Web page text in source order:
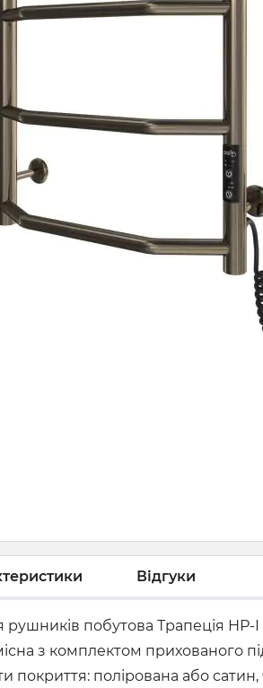
Відгуки
рушників побутова Трапеція
з комплектом прихованого
покриття: полірована або